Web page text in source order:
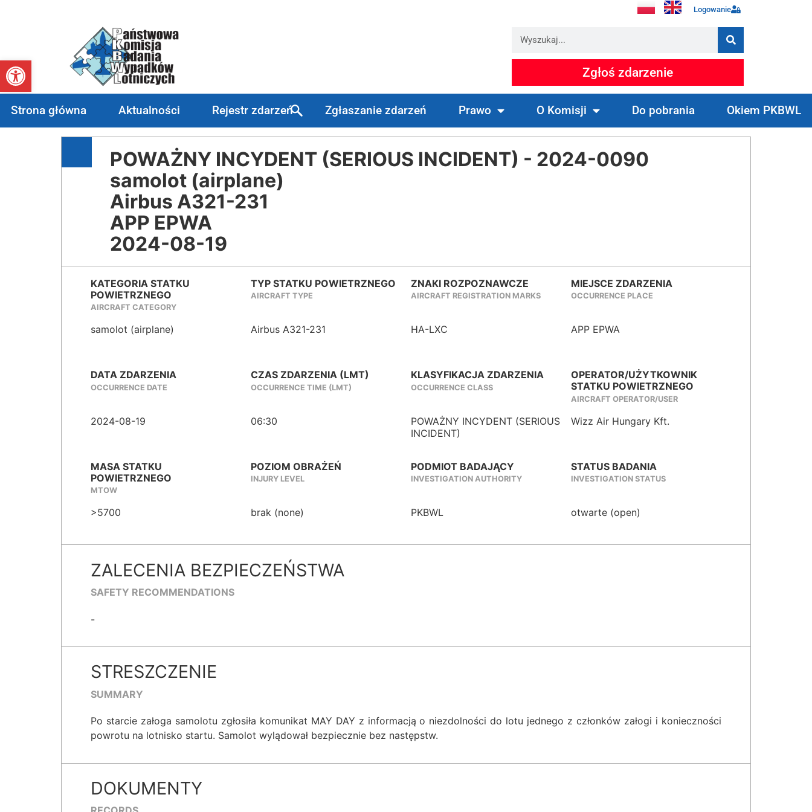
Otwórz pasek narzędzi
Logowanie
Zgłoś zdarzenie
Strona główna Aktualności Rejestr zdarzeń Zgłaszanie zdarzeń Prawo O Komisji Do pobrania Okiem PKBWL
POWAŻNY INCYDENT (SERIOUS INCIDENT) - 2024-0090
samolot (airplane)
Airbus A321-231
APP EPWA
2024-08-19
KATEGORIA STATKU
POWIETRZNEGO
AIRCRAFT CATEGORY
samolot (airplane)
TYP STATKU POWIETRZNEGO
AIRCRAFT TYPE
Airbus A321-231
ZNAKI ROZPOZNAWCZE
AIRCRAFT REGISTRATION MARKS
HA-LXC
MIEJSCE ZDARZENIA
OCCURRENCE PLACE
APP EPWA
DATA ZDARZENIA
OCCURRENCE DATE
2024-08-19
CZAS ZDARZENIA (LMT)
OCCURRENCE TIME (LMT)
06:30
KLASYFIKACJA ZDARZENIA
OCCURRENCE CLASS
POWAŻNY INCYDENT (SERIOUS
INCIDENT)
OPERATOR/UŻYTKOWNIK
STATKU POWIETRZNEGO
AIRCRAFT OPERATOR/USER
Wizz Air Hungary Kft.
MASA STATKU
POWIETRZNEGO
MTOW
>5700
POZIOM OBRAŻEŃ
INJURY LEVEL
brak (none)
PODMIOT BADAJĄCY
INVESTIGATION AUTHORITY
PKBWL
STATUS BADANIA
INVESTIGATION STATUS
otwarte (open)
ZALECENIA BEZPIECZEŃSTWA
SAFETY RECOMMENDATIONS
-
STRESZCZENIE
SUMMARY
Po starcie załoga samolotu zgłosiła komunikat MAY DAY z informacją o niezdolności do lotu jednego z członków załogi i konieczności
powrotu na lotnisko startu. Samolot wylądował bezpiecznie bez następstw.
DOKUMENTY